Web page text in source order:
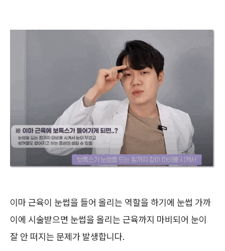
이마 근육이 눈썹을 들어 올리는 역할을 하기에 눈썹 가까
이에 시술받으면 눈썹을 올리는 근육까지 마비되어 눈이
잘 안 떠지는 문제가 발생합니다.